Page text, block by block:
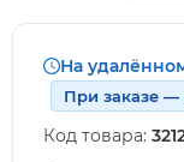
На
При заказе —
Код товара: